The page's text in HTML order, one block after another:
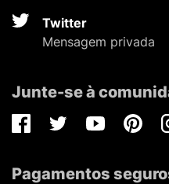
Twitter
Mensagem privada
Junte-se à
FacebookTwitterYoutube
Pagamentos